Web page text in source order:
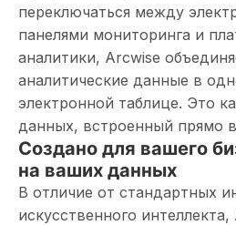
переключаться между
панелями мониторинга и
аналитики, Arcwise
аналитические данные в
электронной таблице. Это
данных, встроенный прямо
Создано для вашего
на ваших данных
В отличие от стандартных
искусственного интеллекта,